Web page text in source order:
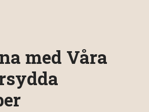
med Våra